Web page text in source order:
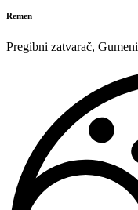
Remen
Pregibni zatvarač, Gumeni